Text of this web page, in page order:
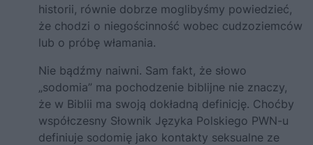
historii, równie dobrze moglibyśmy powiedzieć,
że chodzi o niegościnność wobec cudzoziemców
lub o próbę włamania.
Nie bądźmy naiwni. Sam fakt, że słowo
„sodomia” ma pochodzenie biblijne nie znaczy,
że w Biblii ma swoją dokładną definicję. Choćby
współczesny Słownik Języka Polskiego PWN-u
definiuje sodomię jako kontakty seksualne ze